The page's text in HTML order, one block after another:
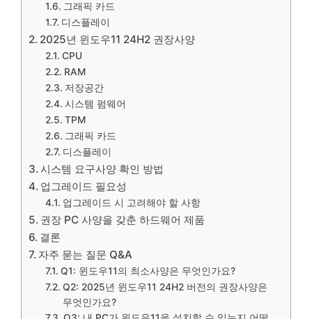
그래픽 카드
디스플레이
2025년 윈도우11 24H2 권장사양
CPU
RAM
저장공간
시스템 펌웨어
TPM
그래픽 카드
디스플레이
시스템 요구사양 확인 방법
업그레이드 필요성
업그레이드 시 고려해야 할 사항
권장 PC 사양을 갖춘 하드웨어 제품
결론
자주 묻는 질문 Q&A
Q1: 윈도우11의 최소사양은 무엇인가요?
Q2: 2025년 윈도우11 24H2 버전의 권장사양은
무엇인가요?